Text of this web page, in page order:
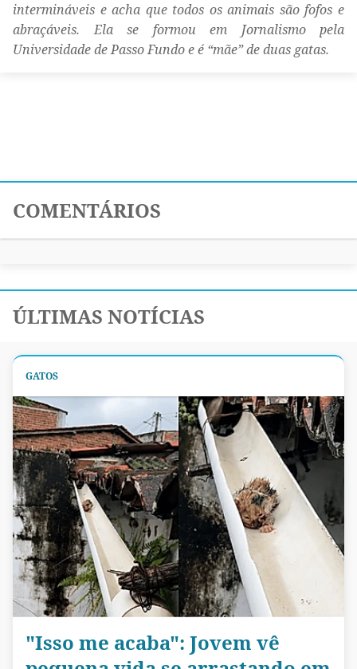
intermináveis e acha que todos os animais são fofos e
abraçáveis. Ela se formou em Jornalismo pela
Universidade de Passo Fundo e é “mãe” de duas gatas.
COMENTÁRIOS
ÚLTIMAS NOTÍCIAS
GATOS
"Isso me acaba": Jovem vê